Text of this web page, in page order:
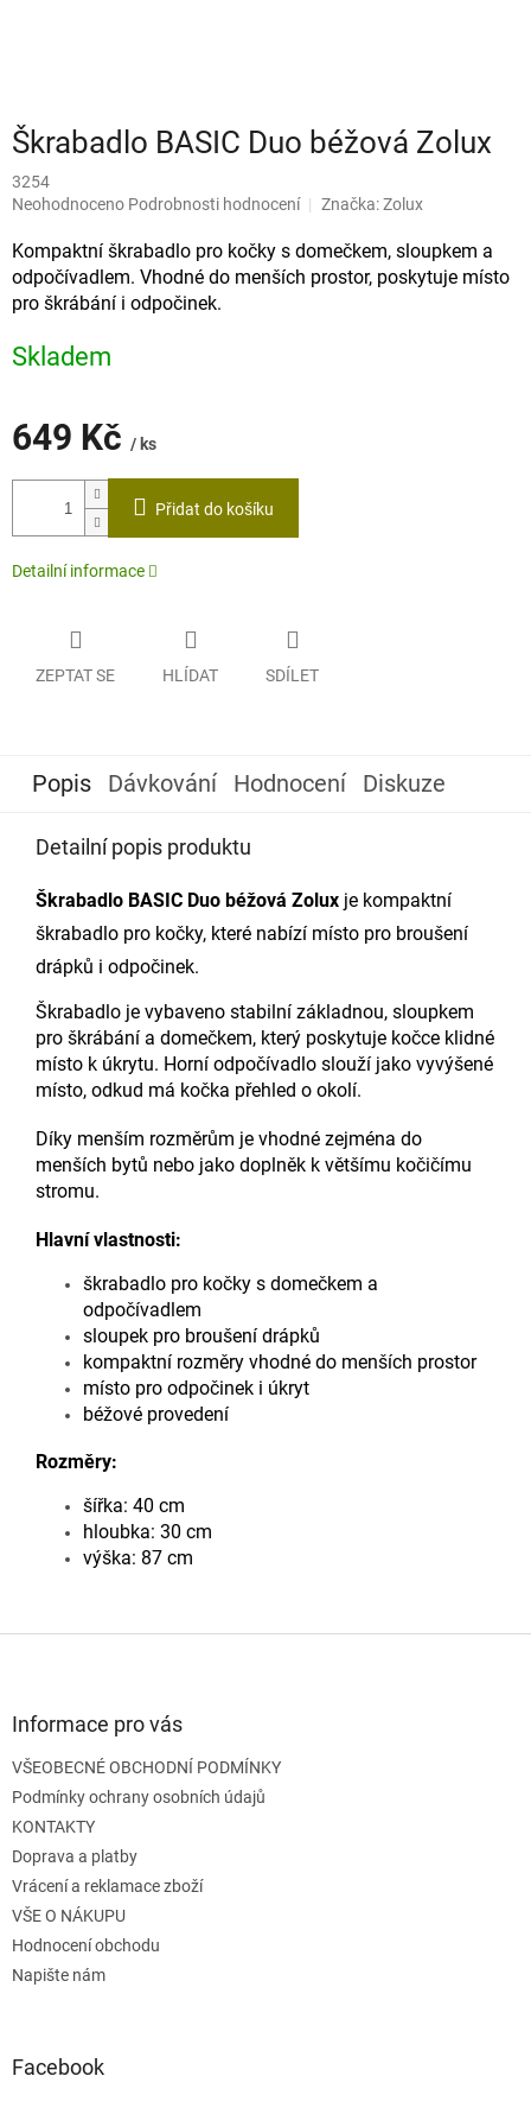
Škrabadlo BASIC Duo béžová Zolux
3254
Průměrné
produktu
je
z
hvězdiček.
Neohodnoceno Podrobnosti hodnocení Značka:Zolux
Kompaktní škrabadlo pro kočky s domečkem, sloupkem a
odpočívadlem. Vhodné do menších prostor, poskytuje místo
pro škrábání i odpočinek.
Skladem
649 Kč / ks
Měrná
Přidat do košíku
Detailní informace
ZEPTAT SE HLÍDAT SDÍLET
Popis Dávkování Hodnocení Diskuze
Detailní popis produktu
Škrabadlo BASIC Duo béžová Zolux je kompaktní
škrabadlo pro kočky, které nabízí místo pro broušení
drápků i odpočinek.
Škrabadlo je vybaveno stabilní základnou, sloupkem
pro škrábání a domečkem, který poskytuje kočce klidné
místo k úkrytu. Horní odpočívadlo slouží jako vyvýšené
místo, odkud má kočka přehled o okolí.
Díky menším rozměrům je vhodné zejména do
menších bytů nebo jako doplněk k většímu kočičímu
stromu.
Hlavní vlastnosti:
škrabadlo pro kočky s domečkem a
odpočívadlem
sloupek pro broušení drápků
kompaktní rozměry vhodné do menších prostor
místo pro odpočinek i úkryt
béžové provedení
Rozměry:
šířka: 40 cm
hloubka: 30 cm
výška: 87 cm
Informace pro vás
VŠEOBECNÉ OBCHODNÍ PODMÍNKY
Podmínky ochrany osobních údajů
KONTAKTY
Doprava a platby
Vrácení a reklamace zboží
VŠE O NÁKUPU
Hodnocení obchodu
Napište nám
Facebook